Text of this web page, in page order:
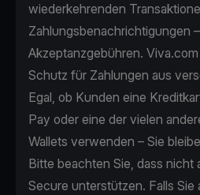
wiederkehrenden
Zahlungsbenachrichtigungen
Akzeptanzgebühren.
Schutz für Zahlungen aus
Egal, ob Kunden eine
Pay oder eine der vielen
Wallets verwenden – Sie
Bitte beachten Sie, dass nicht
Secure unterstützen. Falls